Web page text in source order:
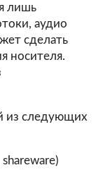
лишь
аудио
сделать
носителя.
из следующих